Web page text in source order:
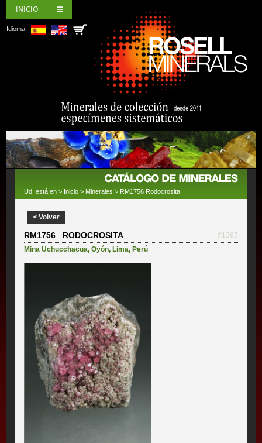
INICIO
Idioma
Ud. está en > Inicio > Minerales > RM1756 Rodocrosita
< Volver
RM1756 RODOCROSITA
#1367
Mina Uchucchacua,Oyón,Lima,Perú